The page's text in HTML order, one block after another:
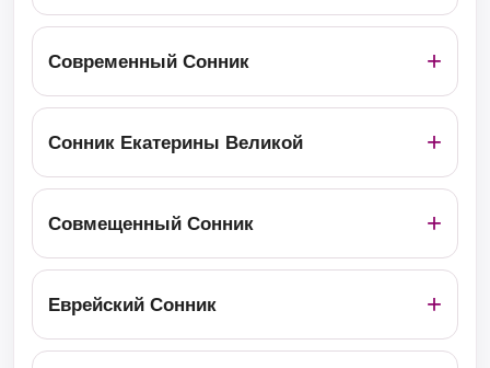
Современный Сонник
Сонник Екатерины Великой
Совмещенный Сонник
Еврейский Сонник